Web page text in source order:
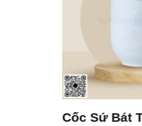
Dáng
Ly Sứ